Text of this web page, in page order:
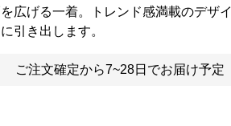
広げる一着。トレンド感満載のデザ
引き出します。
ご注文確定から7~28日でお届け予定